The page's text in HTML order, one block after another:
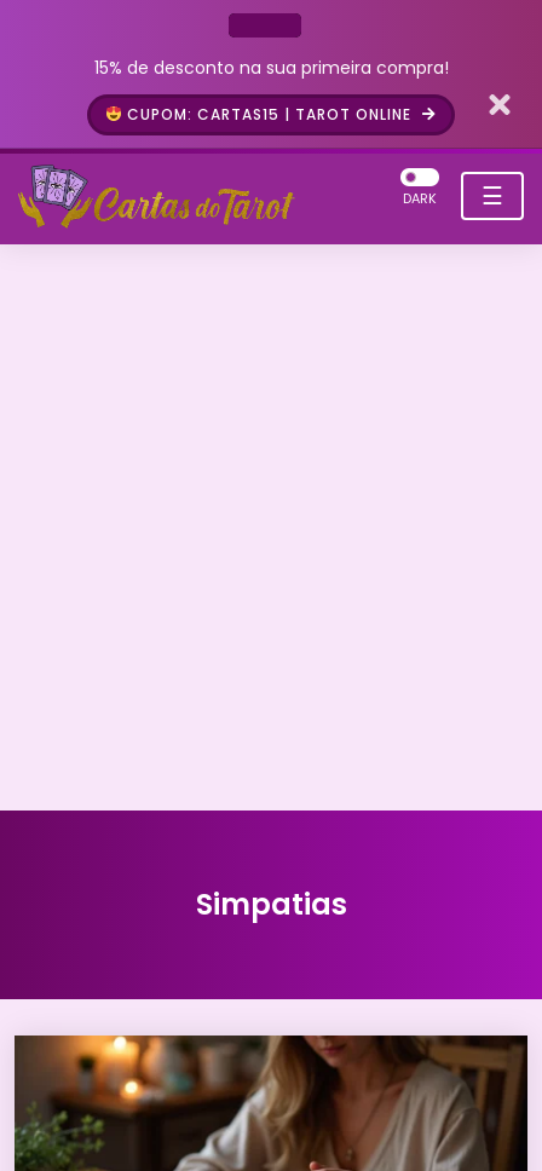
15% de desconto na sua primeira compra!
CUPOM: CARTAS15 | TAROT ONLINE
☰
DARK
Simpatias